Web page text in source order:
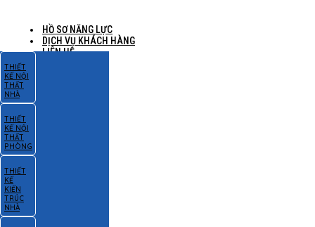
HỒ SƠ NĂNG LỰC
DỊCH VỤ KHÁCH HÀNG
LIÊN HỆ
THIẾT
KẾ NỘI
THẤT
NHÀ
THIẾT
KẾ NỘI
THẤT
PHÒNG
THIẾT
KẾ
KIẾN
TRÚC
NHÀ